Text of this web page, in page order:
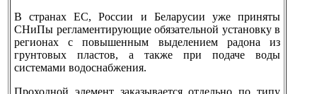
В странах ЕС, России и Беларусии уже приняты
СНиПы регламентирующие обязательной установку в
регионах с повышенным выделением радона из
грунтовых пластов, а также при подаче воды
системами водоснабжения.